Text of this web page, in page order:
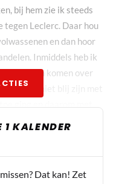
bij hem zie ik steeds
Leclerc. Daar hou
en dan hoor
Inmiddels heb ik
zien komen over
Hij zou niet blij zijn met
KALENDER
Dat kan! Zet